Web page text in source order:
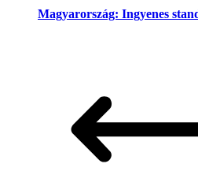
Magyarország: Ingyenes